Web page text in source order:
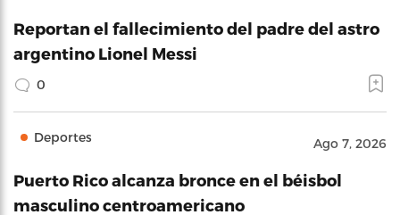
Reportan el fallecimiento del padre del astro
argentino Lionel Messi
0
Deportes Ago 7, 2026
Puerto Rico alcanza bronce en el béisbol
masculino centroamericano